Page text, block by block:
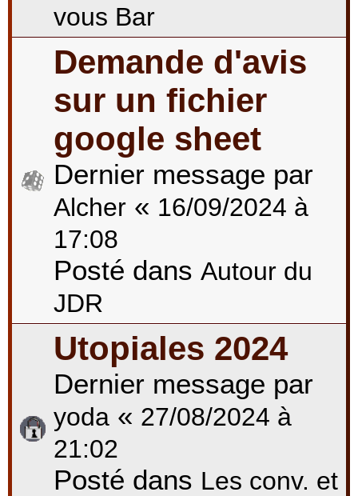
vous Bar
Demande d'avis
sur un fichier
google sheet
Dernier message par
Alcher « 16/09/2024 à
17:08
Posté dans Autour du
JDR
Utopiales 2024
Dernier message par
yoda « 27/08/2024 à
21:02
Posté dans Les conv. et